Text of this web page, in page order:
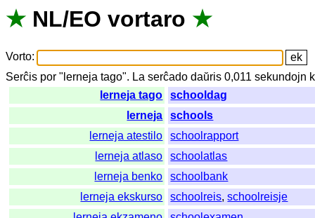
★ NL/EO vortaro ★
Vorto:
Serĉis por " lerneja tago". La serĉado daŭris 0,011sekundojn
lerneja tago
schooldag
lerneja
schools
lerneja atestilo
schoolrapport
lerneja atlaso
schoolatlas
lerneja benko
schoolbank
lerneja ekskurso
schoolreis,schoolreisje